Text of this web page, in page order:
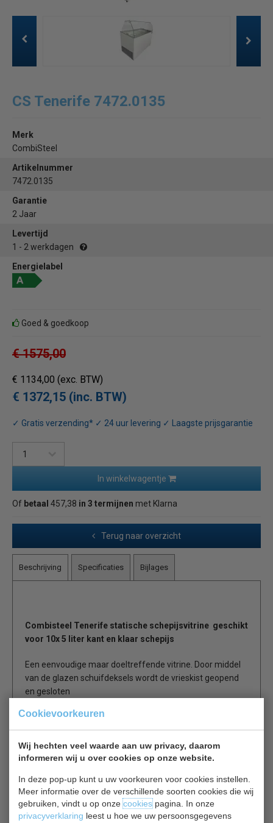
Cookievoorkeuren
Wij hechten veel waarde aan uw privacy, daarom
informeren wij u over cookies op onze website.
In deze pop-up kunt u uw voorkeuren voor cookies instellen.
Meer informatie over de verschillende soorten cookies die wij
gebruiken, vindt u op onzecookiespagina. In onze
privacyverklaring leest u hoe we uw persoonsgegevens
CS Tenerife 7472.0135
Merk
CombiSteel
Artikelnummer
7472.0135
Garantie
2 Jaar
Levertijd
1 - 2 werkdagen
Energielabel
Goed & goedkoop
€ 1575,00
€ 1134,00 (exc. BTW)
€ 1372,15 (inc. BTW)
✓ Gratis verzending* ✓ 24 uur levering ✓ Laagste prijsgarantie
In winkelwagentje
Of betaal 457,38 in 3 termijnen met Klarna
Terug naar overzicht
Beschrijving Specificaties Bijlages
Combisteel Tenerife statische schepijsvitrine geschikt
voor 10x 5 liter kant en klaar schepijs
Een eenvoudige maar doeltreffende vitrine. Door middel
van de glazen schuifdeksels wordt de vrieskist geopend
en gesloten
in de schepijs houder worden geplaatst.
Statische koeling.
Temperatuur instelbaar tussen de -14 en -24 ºC
Voorzien van wielen
Ter informatie: